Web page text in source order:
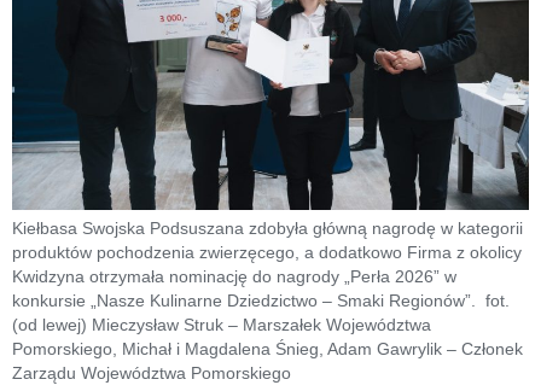
Kiełbasa Swojska Podsuszana zdobyła główną nagrodę w kategorii
produktów pochodzenia zwierzęcego, a dodatkowo Firma z okolicy
Kwidzyna otrzymała nominację do nagrody „Perła 2026” w
konkursie „Nasze Kulinarne Dziedzictwo – Smaki Regionów”. fot.
(od lewej) Mieczysław Struk – Marszałek Województwa
Pomorskiego, Michał i Magdalena Śnieg, Adam Gawrylik – Członek
Zarządu Województwa Pomorskiego